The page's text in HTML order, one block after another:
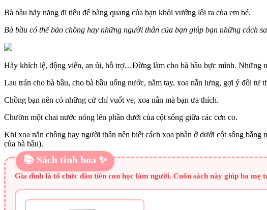
Bà bầu hãy năng đi tiểu để bàng quang của bạn khỏi vướng lối ra của em bé.
Bà bầu có thể bảo chồng hay những người thân của bạn giúp bạn những cách
Hãy khích lệ, động viên, an ủi, hỗ trợ…Đừng làm cho bà bầu bực mình. Những
Lau trán cho bà bầu, cho bà bầu uống nước, nắm tay, xoa nắn lưng, gợi ý đổi tư
Chồng bạn nên có những cử chỉ vuốt ve, xoa nắn mà bạn ưa thích.
Chườm một chai nước nóng lên phần dưới của cột sống giữa các cơn co.
Khi xoa nắn chồng hay người thân nên biết cách xoa phần ở dưới cột sống
của bà bầu).
📚 Sách tinh hoa ✨
Gia đình là tổ chức đầu tiên con học làm người. Cuốn sách này giúp ba